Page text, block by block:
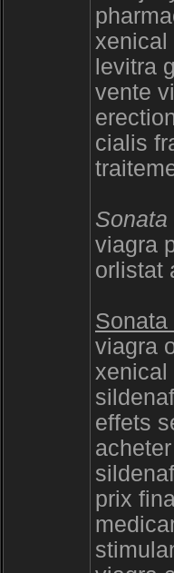
xenical
levitra
vente
cialis
viagra
orlistat
viagra
xenical
effets
prix